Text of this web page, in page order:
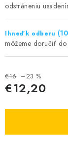
odstráneniu
Ihneď k odberu
€16 –23 %
€12,20